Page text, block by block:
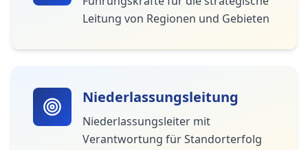
Leitung von Regionen und Gebieten
Niederlassungsleitung
Niederlassungsleiter mit
Verantwortung für Standorterfolg